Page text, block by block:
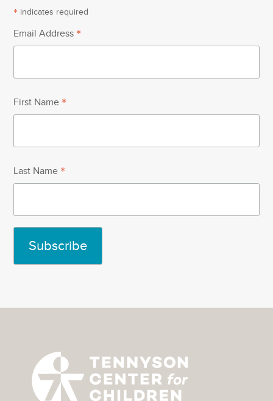
* indicates required
Email Address *
First Name *
Last Name *